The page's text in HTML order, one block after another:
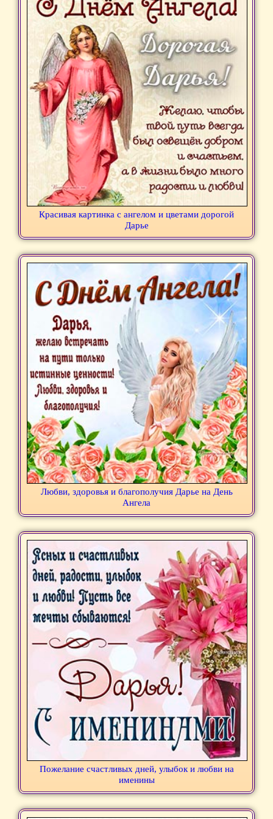
Красивая картинка с ангелом и цветами дорогой
Дарье
Любви, здоровья и благополучия Дарье на День
Ангела
Пожелание счастливых дней, улыбок и любви на
именины